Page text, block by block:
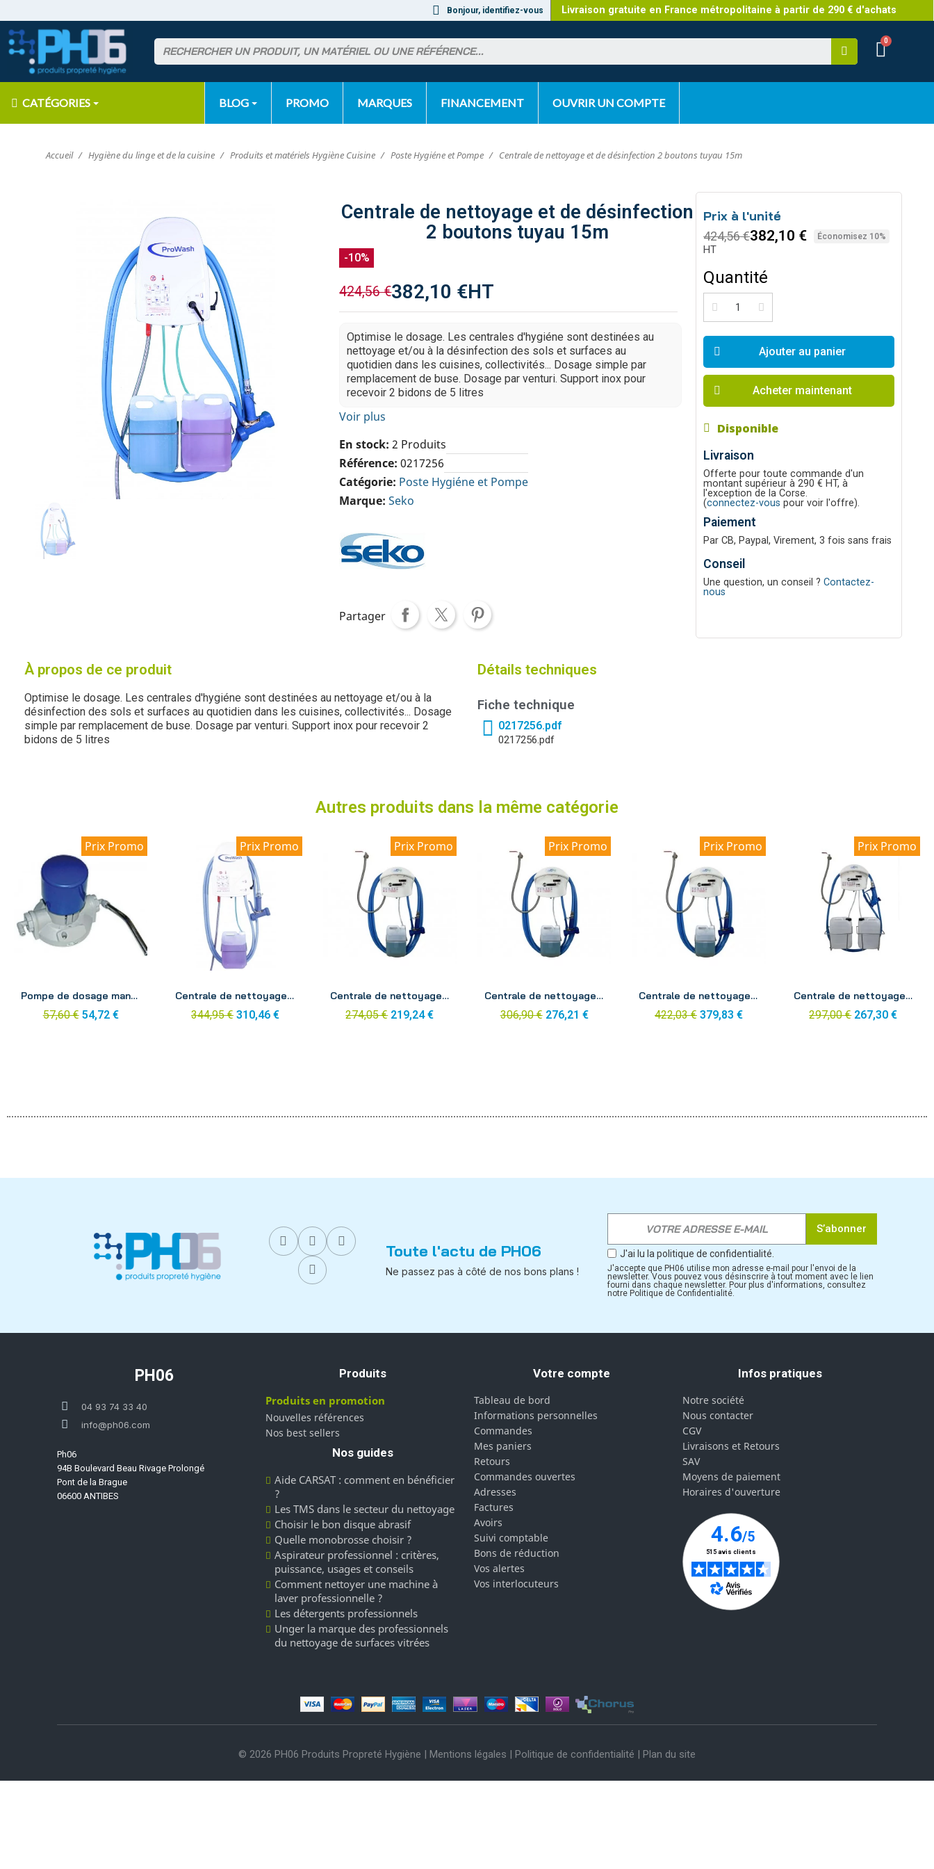
Bonjour, identifiez-vous Livraison gratuite en France métropolitaine à partir de 290 € d'achats
CATÉGORIES BLOG PROMO MARQUES FINANCEMENT OUVRIR UN COMPTE
Accueil Hygiène du linge et de la cuisine Produits et matériels Hygiène Cuisine Poste Hygiéne et Pompe Centrale de nettoyage et de désinfection 2 boutons tuyau 15m
Centrale de nettoyage et de désinfection
2 boutons tuyau 15m
-10%
424,56 €382,10 €HT
Optimise le dosage. Les centrales d'hygiéne sont destinées au
nettoyage et/ou à la désinfection des sols et surfaces au
quotidien dans les cuisines, collectivités... Dosage simple par
remplacement de buse. Dosage par venturi. Support inox pour
recevoir 2 bidons de 5 litres
Voir plus
En stock 2 Produits
Référence 0217256
Catégorie Poste Hygiéne et Pompe
Marque Seko
Partager
Prix à l'unité
424,56 €382,10 € Économisez 10%
HT
Quantité
Ajouter au panier
Acheter maintenant
Disponible
Livraison
Offerte pour toute commande d'un
montant supérieur à 290 € HT, à
l'exception de la Corse.
(connectez-vous pour voir l'offre).
Paiement
Par CB, Paypal, Virement, 3 fois sans frais
Conseil
Une question, un conseil ?Contactez-
nous
À propos de ce produit
Optimise le dosage. Les centrales d'hygiéne sont destinées au nettoyage et/ou à la
désinfection des sols et surfaces au quotidien dans les cuisines, collectivités... Dosage
simple par remplacement de buse. Dosage par venturi. Support inox pour recevoir 2
bidons de 5 litres
Détails techniques
Fiche technique
0217256.pdf
0217256.pdf
Autres produits dans la même catégorie
Prix Promo
Pompe de dosage manuelle murale
57,60 € 54,72 €
Prix Promo
Centrale de nettoyage et de désinfection Prowash 1 bouton tuyau 10m
344,95 € 310,46 €
Prix Promo
Centrale de nettoyage et de désinfection 1 bouton tuyau 15m
274,05 € 219,24 €
Prix Promo
Centrale de nettoyage et de désinfection 1 bouton tuyau 20m
306,90 € 276,21 €
Prix Promo
Centrale de nettoyage et de désinfection 1 bouton tuyau 25m
422,03 € 379,83 €
Prix Promo
Centrale de nettoyage et de désinfection 2 boutons tuyau 10m
297,00 € 267,30 €
Toute l'actu de PH06
Ne passez pas à côté de nos bons plans !
S’abonner
J'ai lu la politique de confidentialité.
J'accepte que PH06 utilise mon adresse e-mail pour l'envoi de la
newsletter. Vous pouvez vous désinscrire à tout moment avec le lien
fourni dans chaque newsletter. Pour plus d'informations, consultez
notre Politique de Confidentialité.
PH06
04 93 74 33 40
info@ph06.com
Ph06
94B Boulevard Beau Rivage Prolongé
Pont de la Brague
06600 ANTIBES
Produits
Produits en promotion
Nouvelles références
Nos best sellers
Nos guides
Aide CARSAT : comment en bénéficier
?
Les TMS dans le secteur du nettoyage
Choisir le bon disque abrasif
Quelle monobrosse choisir ?
Aspirateur professionnel : critères,
puissance, usages et conseils
Comment nettoyer une machine à
laver professionnelle ?
Les détergents professionnels
Unger la marque des professionnels
du nettoyage de surfaces vitrées
Votre compte
Tableau de bord
Informations personnelles
Commandes
Mes paniers
Retours
Commandes ouvertes
Adresses
Factures
Avoirs
Suivi comptable
Bons de réduction
Vos alertes
Vos interlocuteurs
Infos pratiques
Notre société
Nous contacter
CGV
Livraisons et Retours
SAV
Moyens de paiement
Horaires d'ouverture
© 2026 PH06 Produits Propreté Hygiène | Mentions légales | Politique de confidentialité | Plan du site